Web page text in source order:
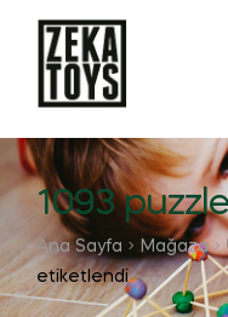
1093 puzzle
Ana Sayfa Mağaza
etiketlendi